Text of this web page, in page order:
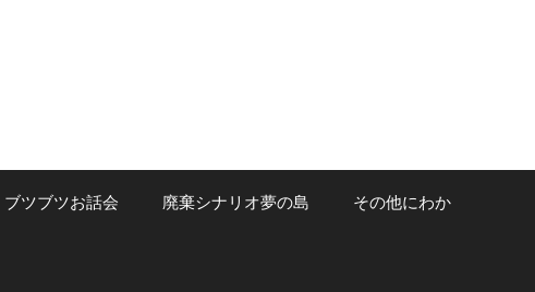
ブツブツお話会 廃棄シナリオ夢の島 その他にわか